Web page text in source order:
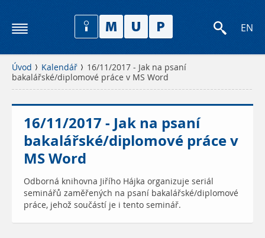
EN
Úvod Kalendář
16/11/2017 - Jak na psaní
bakalářské/diplomové práce v MS Word
16/11/2017 - Jak na psaní
bakalářské/diplomové práce v
MS Word
Odborná knihovna Jiřího Hájka organizuje seriál
seminářů zaměřených na psaní bakalářské/diplomové
práce, jehož součástí je i tento seminář.